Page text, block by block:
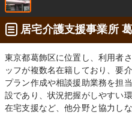
居宅介護支援事業所
東京都葛飾区に位置し、利用者
ッフが複数名在籍しており、要
プラン作成や相談援助業務を担
設であり、状況把握がしやすい
在宅支援など、他分野と協力し